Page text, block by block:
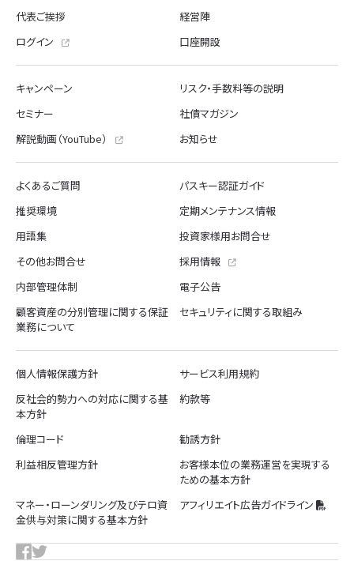
代表ご挨拶
経営陣
ログイン
口座開設
キャンペーン
リスク・手数料等の説明
セミナー
社債マガジン
解説動画（YouTube）
お知らせ
よくあるご質問
パスキー認証ガイド
推奨環境
定期メンテナンス情報
用語集
投資家様用お問合せ
その他お問合せ
採用情報
内部管理体制
電子公告
顧客資産の分別管理に関する保証
業務について
セキュリティに関する取組み
個人情報保護方針
サービス利用規約
反社会的勢力への対応に関する基
本方針
約款等
倫理コード
勧誘方針
利益相反管理方針
お客様本位の業務運営を実現する
ための基本方針
マネー・ローンダリング及びテロ資
金供与対策に関する基本方針
アフィリエイト広告ガイドライン